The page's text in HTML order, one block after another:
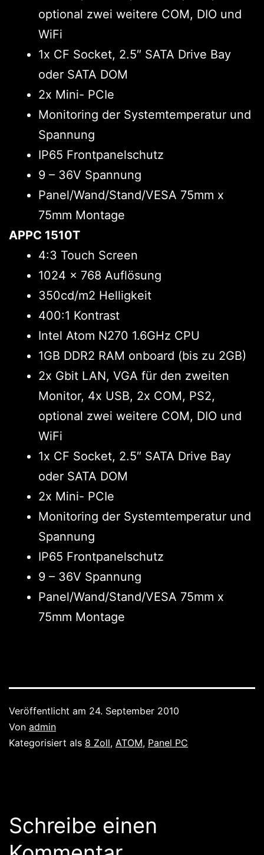
optional zwei weitere COM, DIO und
WiFi
1x CF Socket, 2.5″ SATA Drive Bay
oder SATA DOM
2x Mini- PCIe
Monitoring der Systemtemperatur und
Spannung
IP65 Frontpanelschutz
9 – 36V Spannung
Panel/Wand/Stand/VESA 75mm x
75mm Montage
APPC 1510T
4:3 Touch Screen
1024 x 768 Auflösung
350cd/m2 Helligkeit
400:1 Kontrast
Intel Atom N270 1.6GHz CPU
1GB DDR2 RAM onboard (bis zu 2GB)
2x Gbit LAN, VGA für den zweiten
Monitor, 4x USB, 2x COM, PS2,
optional zwei weitere COM, DIO und
WiFi
1x CF Socket, 2.5″ SATA Drive Bay
oder SATA DOM
2x Mini- PCIe
Monitoring der Systemtemperatur und
Spannung
IP65 Frontpanelschutz
9 – 36V Spannung
Panel/Wand/Stand/VESA 75mm x
75mm Montage
Veröffentlicht am 24. September 2010
Von admin
Kategorisiert als 8 Zoll, ATOM, Panel PC
Schreibe einen